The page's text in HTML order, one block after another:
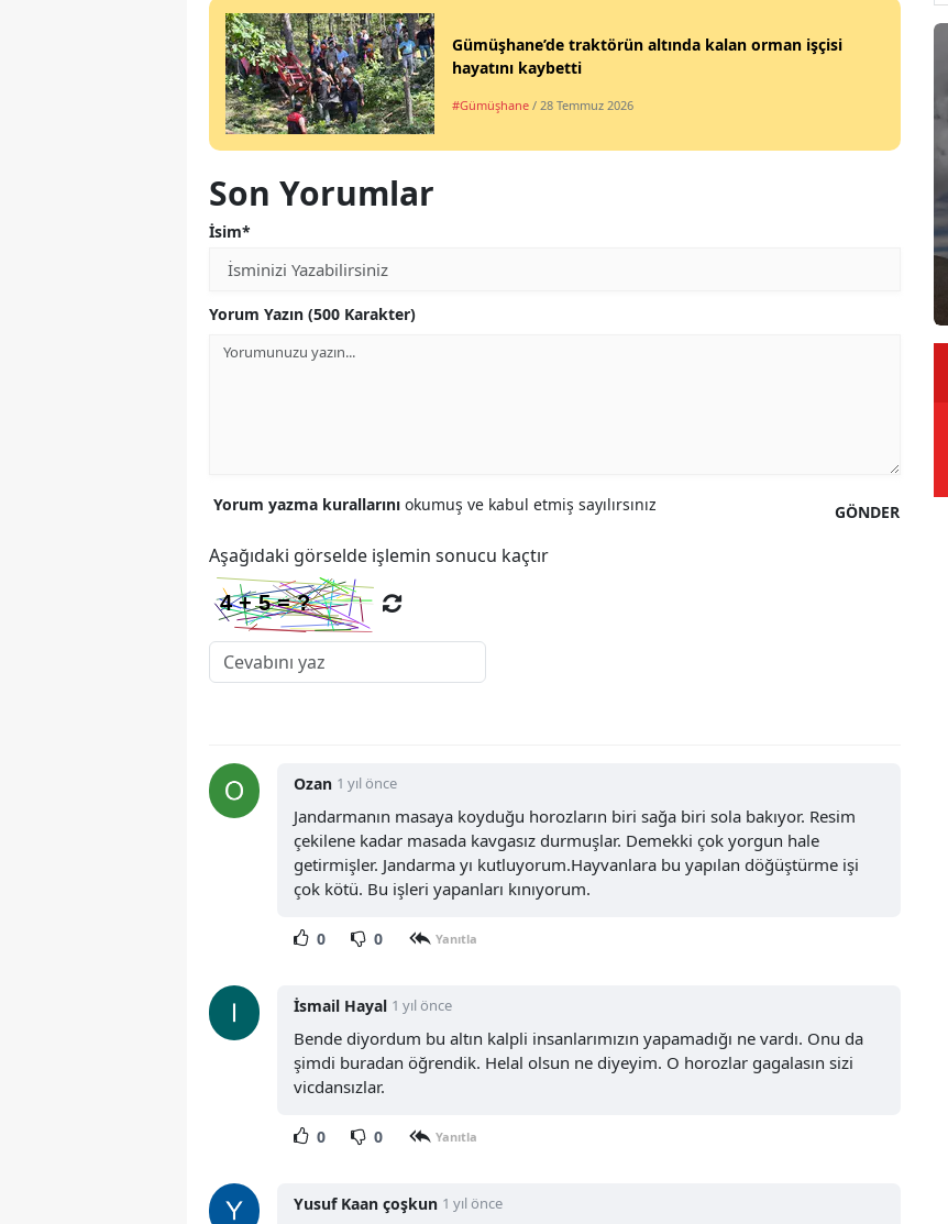
Manisa
Mardin
Samsun
Tunceli
Şanlıurfa
Zonguldak
Gümüşhane’de traktörün altında kalan orman işçisi
hayatını kaybetti
#Gümüşhane / 28 Temmuz 2026
Son Yorumlar
İsim*
Yorum Yazın (500 Karakter)
GÖNDER
Yorum yazma kurallarını okumuş ve kabul etmiş sayılırsınız
Aşağıdaki görselde işlemin sonucu kaçtır
Ozan 1 yıl önce
Jandarmanın masaya koyduğu horozların biri sağa biri sola bakıyor. Resim
çekilene kadar masada kavgasız durmuşlar. Demekki çok yorgun hale
getirmişler. Jandarma yı kutluyorum.Hayvanlara bu yapılan döğüştürme işi
çok kötü. Bu işleri yapanları kınıyorum.
0 0 Yanıtla
İsmail Hayal 1 yıl önce
Bende diyordum bu altın kalpli insanlarımızın yapamadığı ne vardı. Onu da
şimdi buradan öğrendik. Helal olsun ne diyeyim. O horozlar gagalasın sizi
vicdansızlar.
0 0 Yanıtla
Yusuf Kaan çoşkun 1 yıl önce